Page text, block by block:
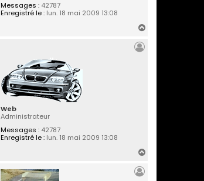
Messages :42787
Enregistré le :lun. 18 mai 2009 13:08
Web
Administrateur
Messages :42787
Enregistré le :lun. 18 mai 2009 13:08